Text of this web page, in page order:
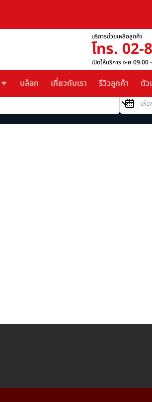
บริการช่วยเหลือลูกค้า
โทร. 02-
เปิดให้บริการ จ-ศ 09.00
บล็อก เกี่ยวกับเรา รีวิวลูกค้า ตั
วันที่เดินท